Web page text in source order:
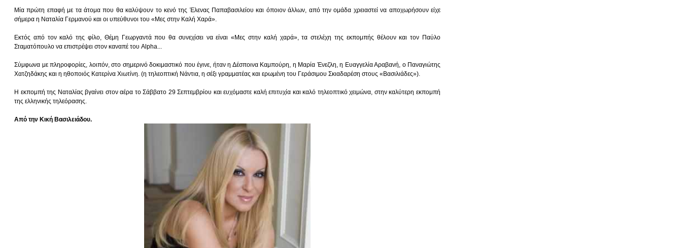
Μία πρώτη επαφή με τα άτομα που θα καλύψουν το κενό της Έλενας Παπαβασιλείου και όποιον άλλων, από την ομάδα χρειαστεί να αποχωρήσουν είχε
σήμερα η Ναταλία Γερμανού και οι υπεύθυνοι του «Μες στην Καλή Χαρά».
Εκτός από τον καλό της φίλο, Θέμη Γεωργαντά που θα συνεχίσει να είναι «Μες στην καλή χαρά», τα στελέχη της εκπομπής θέλουν και τον Παύλο
Σταματόπουλο να επιστρέψει στον καναπέ του Alpha...
Σύμφωνα με πληροφορίες, λοιπόν, στο σημερινό δοκιμαστικό που έγινε, ήταν η Δέσποινα Καμπούρη, η Μαρία Ένεζλη, η Ευαγγελία Αραβανή, ο Παναγιώτης
Χατζηδάκης και η ηθοποιός Κατερίνα Χιωτίνη. (η τηλεοπτική Νάντια, η σέξι γραμματέας και ερωμένη του Γεράσιμου Σκιαδαρέση στους «Βασιλιάδες»).
Η εκπομπή της Ναταλίας βγαίνει στον αέρα το Σάββατο 29 Σεπτεμβρίου και ευχόμαστε καλή επιτυχία και καλό τηλεοπτικό χειμώνα, στην καλύτερη εκπομπή
της ελληνικής τηλεόρασης.
Από την Κική Βασιλειάδου.